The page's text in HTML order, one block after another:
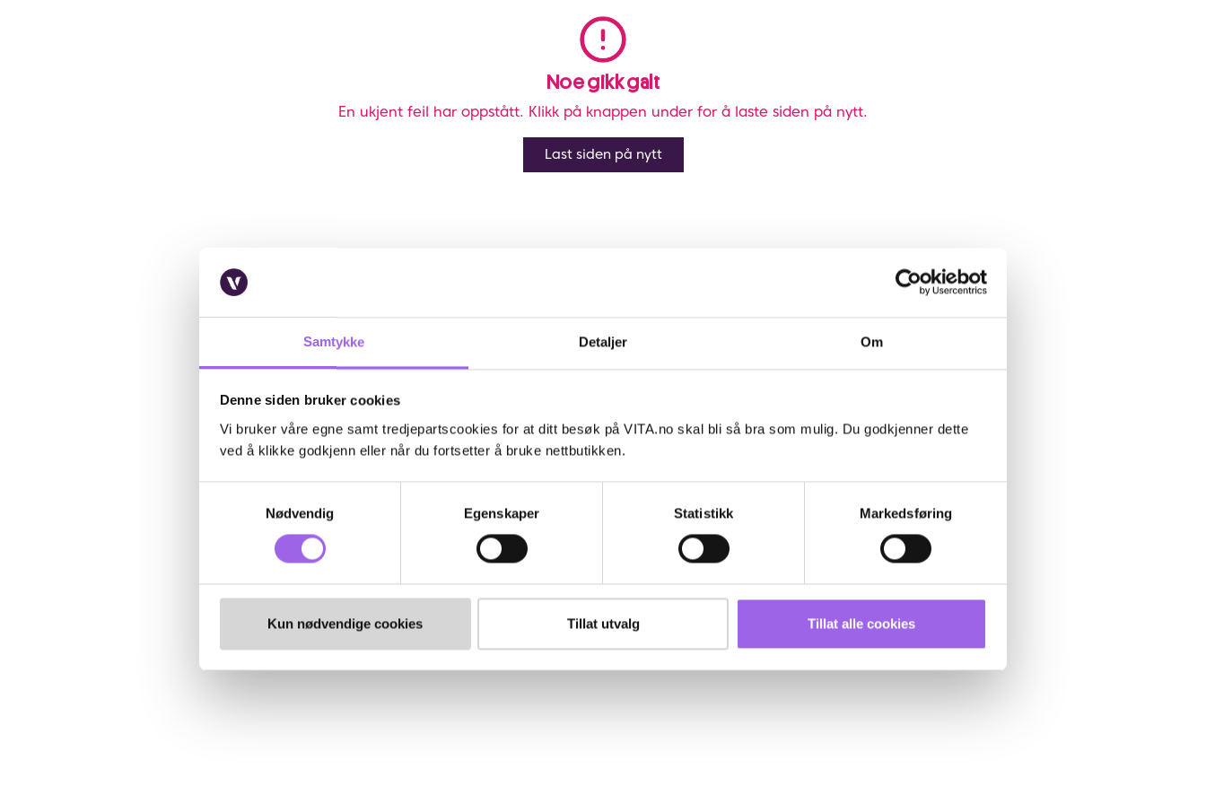
Samtykke Detaljer Om
Denne siden bruker cookies
Vi bruker våre egne samt tredjepartscookies for at ditt besøk på VITA.no skal bli så bra som mulig. Du godkjenner dette
ved å klikke godkjenn eller når du fortsetter å bruke nettbutikken.
Nødvendig
Egenskaper Statistikk Markedsføring
Kun nødvendige cookies Tillat utvalg Tillat alle cookies
Noe gikk galt
En ukjent feil har oppstått. Klikk på knappen under for å laste siden på nytt.
Last siden på nytt